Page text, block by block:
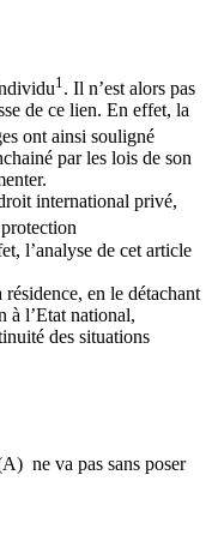
1 . Il n’est alors pas
de ce lien. En effet, la
ont ainsi souligné
par les lois de son
international privé,
l’analyse de cet article
en le détachant
à l’Etat national,
des situations
ne va pas sans poser